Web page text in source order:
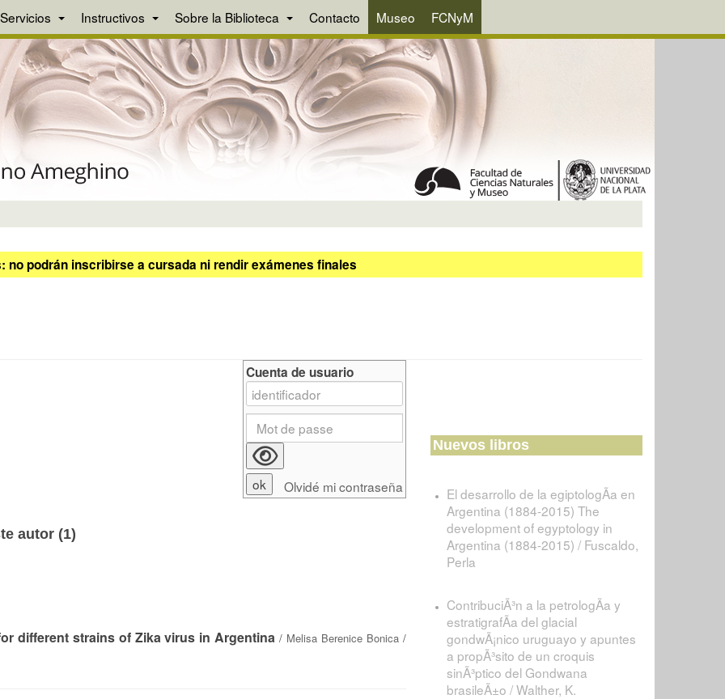
Servicios Instructivos Sobre la Biblioteca Contacto Museo FCNyM
podrán inscribirse a cursada ni rendir exámenes finales
autor (1)
different strains of Zika virus in Argentina / Melisa Berenice Bonica/
Cuenta de usuario
Olvidé mi contraseña
Nuevos libros
El desarrollo de la egiptologÃ­a en
Argentina (1884-2015) The
development of egyptology in
Argentina (1884-2015) / Fuscaldo,
Perla
ContribuciÃ³n a la petrologÃ­a y
estratigrafÃ­a del glacial
gondwÃ¡nico uruguayo y apuntes
a propÃ³sito de un croquis
sinÃ³ptico del Gondwana
brasileÃ±o / Walther, K.